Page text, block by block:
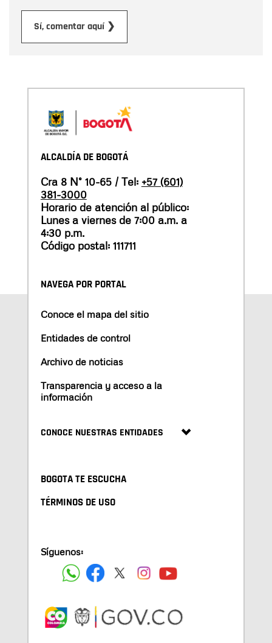
Sí, comentar aquí ❯
ALCALDÍA DE BOGOTÁ
Cra 8 N° 10-65 / Tel: +57 (601)
381-3000
Horario de atención al público:
Lunes a viernes de 7:00 a.m. a
4:30 p.m.
Código postal: 111711
NAVEGA POR PORTAL
Conoce el mapa del sitio
Entidades de control
Archivo de noticias
Transparencia y acceso a la
información
CONOCE NUESTRAS ENTIDADES
BOGOTA TE ESCUCHA
TÉRMINOS DE USO
Síguenos: